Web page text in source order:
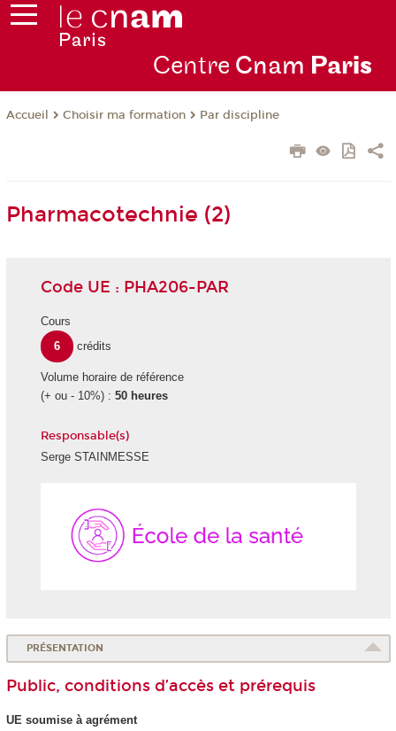
Centre Cnam Paris
Accueil Choisir ma formation Par discipline
Pharmacotechnie (2)
Code UE : PHA206-PAR
Cours
6
crédits
Volume horaire de référence
(+ ou - 10%) : 50 heures
Responsable(s)
Serge STAINMESSE
PRÉSENTATION
Public, conditions d’accès et prérequis
UE soumise à agrément